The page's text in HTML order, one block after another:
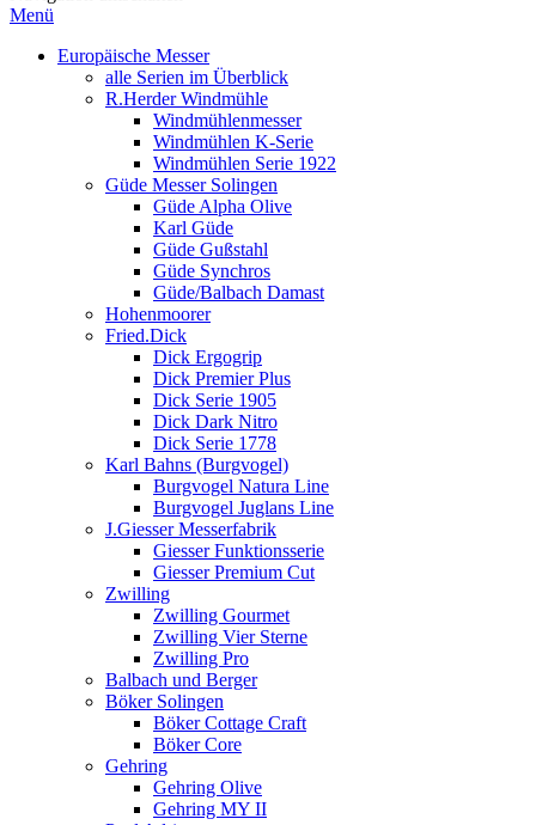
Menü
Europäische Messer
alle Serien im Überblick
R.Herder Windmühle
Windmühlenmesser
Windmühlen K-Serie
Windmühlen Serie 1922
Güde Messer Solingen
Güde Alpha Olive
Karl Güde
Güde Gußstahl
Güde Synchros
Güde/Balbach Damast
Hohenmoorer
Fried.Dick
Dick Ergogrip
Dick Premier Plus
Dick Serie 1905
Dick Dark Nitro
Dick Serie 1778
Karl Bahns (Burgvogel)
Burgvogel Natura Line
Burgvogel Juglans Line
J.Giesser Messerfabrik
Giesser Funktionsserie
Giesser Premium Cut
Zwilling
Zwilling Gourmet
Zwilling Vier Sterne
Zwilling Pro
Balbach und Berger
Böker Solingen
Böker Cottage Craft
Böker Core
Gehring
Gehring Olive
Gehring MY II